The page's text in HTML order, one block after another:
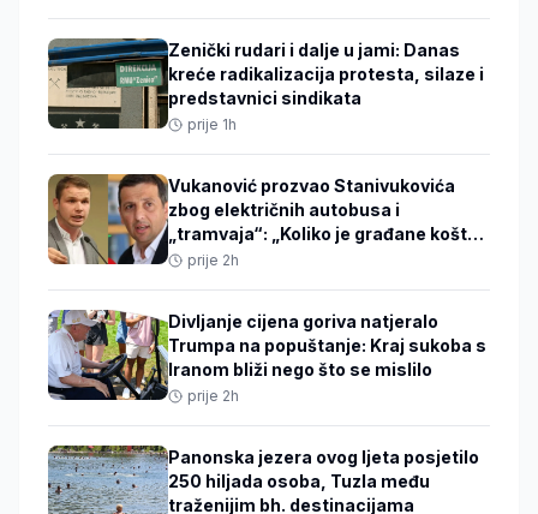
Zenički rudari i dalje u jami: Danas
kreće radikalizacija protesta, silaze i
predstavnici sindikata
prije 1h
Vukanović prozvao Stanivukovića
zbog električnih autobusa i
„tramvaja“: „Koliko je građane koštao
ovaj projekat?“
prije 2h
Divljanje cijena goriva natjeralo
Trumpa na popuštanje: Kraj sukoba s
Iranom bliži nego što se mislilo
prije 2h
Panonska jezera ovog ljeta posjetilo
250 hiljada osoba, Tuzla među
traženijim bh. destinacijama